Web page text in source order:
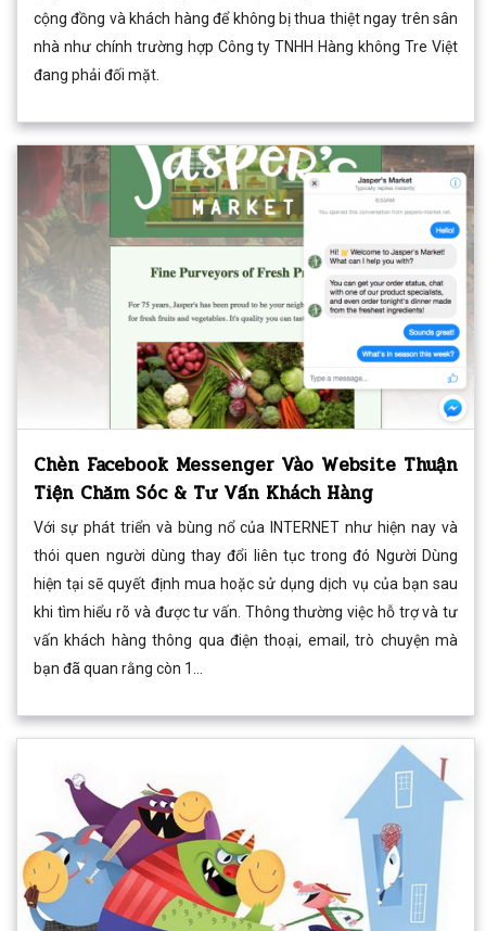
cộng đồng và khách hàng để không bị thua thiệt ngay trên sân
nhà như chính trường hợp Công ty TNHH Hàng không Tre Việt
đang phải đối mặt.
Chèn Facebook Messenger Vào Website Thuận
Tiện Chăm Sóc & Tư Vấn Khách Hàng
Với sự phát triển và bùng nổ của INTERNET như hiện nay và
thói quen người dùng thay đổi liên tục trong đó Người Dùng
hiện tại sẽ quyết định mua hoặc sử dụng dịch vụ của bạn sau
khi tìm hiểu rõ và được tư vấn. Thông thường việc hỗ trợ và tư
vấn khách hàng thông qua điện thoại, email, trò chuyện mà
bạn đã quan rằng còn 1...